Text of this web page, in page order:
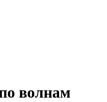
волнам